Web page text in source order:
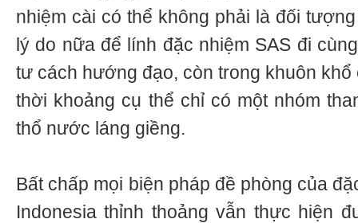
nhiệm cài có thể không phải là đối
lý do nữa để lính đặc nhiệm SAS đi
tư cách hướng đạo, còn trong khuôn
thời khoảng cụ thể chỉ có một nhóm
thổ nước láng giềng.
Bất chấp mọi biện pháp đề phòng của
Indonesia thỉnh thoảng vẫn thực hiện